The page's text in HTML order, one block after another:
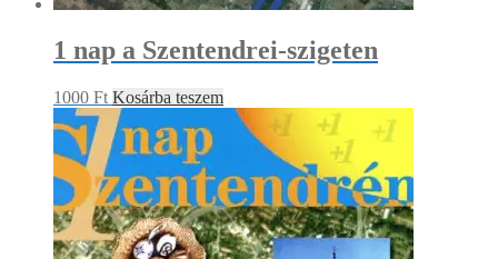
1 nap a Szentendrei-szigeten
1000 Ft Kosárba teszem